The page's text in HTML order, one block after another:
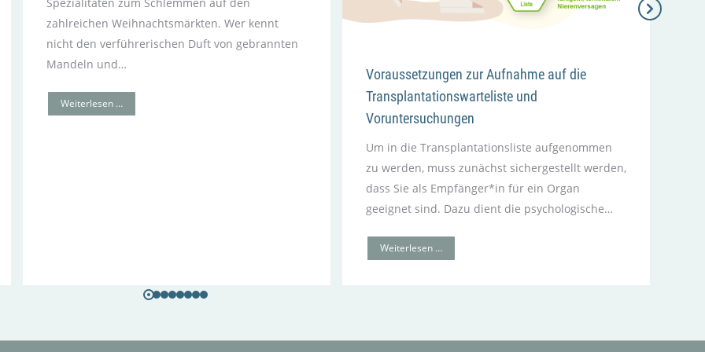
zahlreichen Weihnachtsmärkten. Wer kennt
nicht den verführerischen Duft von gebrannten
Mandeln und…
Weiterlesen …
Voraussetzungen zur Aufnahme auf die
Transplantationswarteliste und
Voruntersuchungen
Um in die Transplantationsliste aufgenommen
zu werden, muss zunächst sichergestellt werden,
dass Sie als Empfänger*in für ein Organ
geeignet sind. Dazu dient die psychologische…
Weiterlesen …